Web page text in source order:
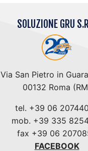
SOLUZIONE GRU
Via San Pietro in
00132 Roma
tel. +39 06
mob. +39 335
fax +39 06
FACEBOOK